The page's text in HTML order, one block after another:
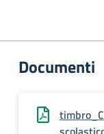
Documenti